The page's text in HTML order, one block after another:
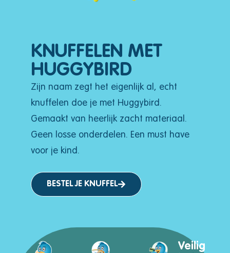
KNUFFELEN MET
HUGGYBIRD
Zijn naam zegt het eigenlijk al, echt
knuffelen doe je met Huggybird.
Gemaakt van heerlijk zacht materiaal.
Geen losse onderdelen. Een must have
voor je kind.
BESTEL JE KNUFFEL
Veilig